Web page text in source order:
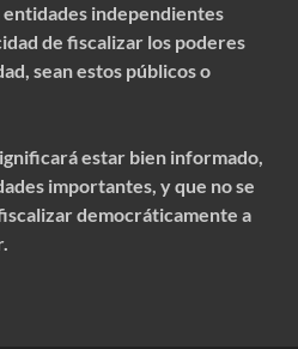
independientes
de fiscalizar los poderes
sean estos públicos o
estar bien informado,
importantes, y que no se
democráticamente a